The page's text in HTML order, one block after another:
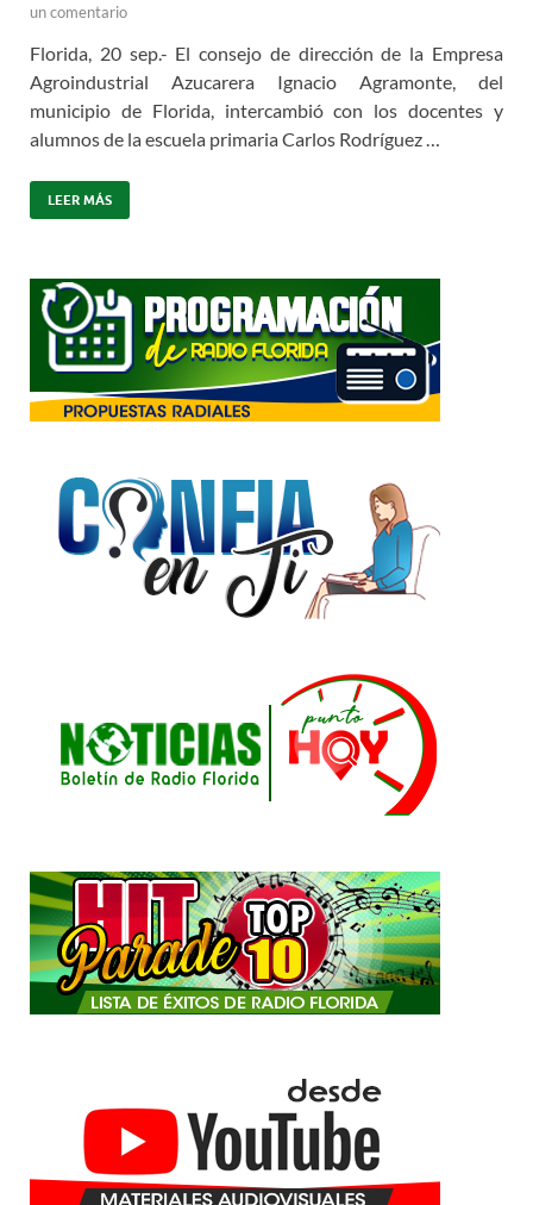
un comentario
Florida, 20 sep.- El consejo de dirección de la Empresa
Agroindustrial Azucarera Ignacio Agramonte, del
municipio de Florida, intercambió con los docentes y
alumnos de la escuela primaria Carlos Rodríguez …
LEER MÁS